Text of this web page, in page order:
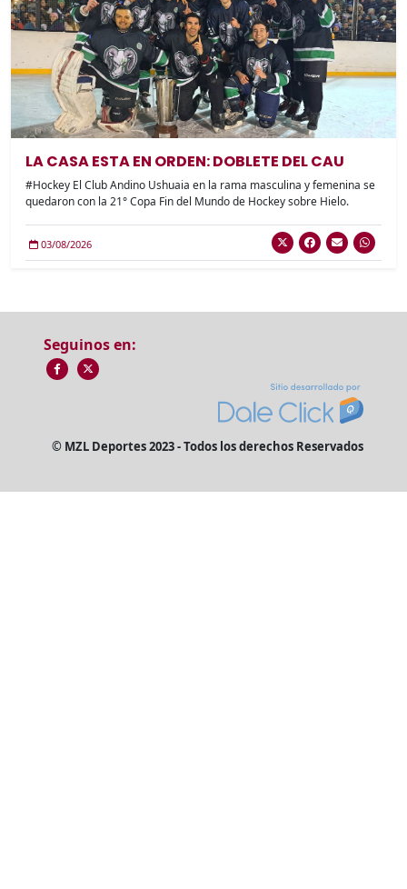
LA CASA ESTA EN ORDEN: DOBLETE DEL CAU
#Hockey El Club Andino Ushuaia en la rama masculina y femenina se
quedaron con la 21° Copa Fin del Mundo de Hockey sobre Hielo.
03/08/2026
Seguinos en:
© MZL Deportes 2023 - Todos los derechos Reservados